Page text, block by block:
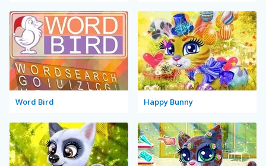
Word Bird Happy Bunny